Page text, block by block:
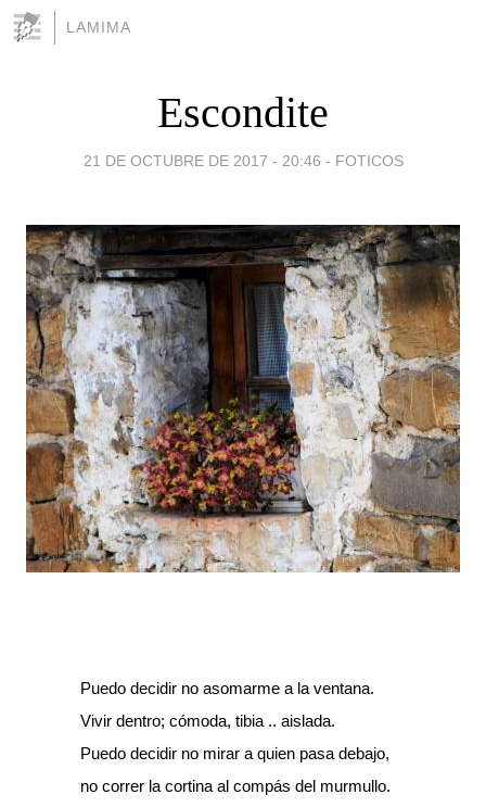
LAMIMA
Escondite
21 DE OCTUBRE DE 2017 - 20:46 - FOTICOS
Puedo decidir no asomarme a la ventana.
Vivir dentro; cómoda, tibia .. aislada.
Puedo decidir no mirar a quien pasa debajo,
no correr la cortina al compás del murmullo.